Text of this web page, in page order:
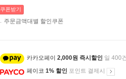
쿠폰받기
주문금액대별 할인쿠폰
카카오페이 2,000원 즉시할인 일 400
페이코 1% 할인 포인트 결제시